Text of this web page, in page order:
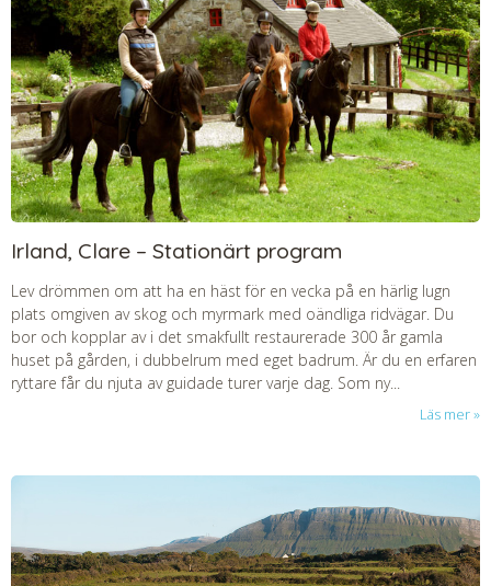
Irland, Clare – Stationärt program
Lev drömmen om att ha en häst för en vecka på en härlig lugn
plats omgiven av skog och myrmark med oändliga ridvägar. Du
bor och kopplar av i det smakfullt restaurerade 300 år gamla
huset på gården, i dubbelrum med eget badrum. Är du en erfaren
ryttare får du njuta av guidade turer varje dag. Som ny...
Läs mer